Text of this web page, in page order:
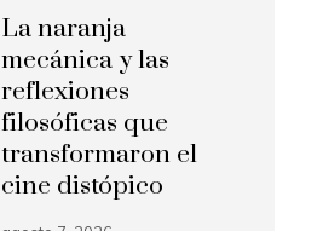
La naranja
mecánica y las
reflexiones
filosóficas que
transformaron el
cine distópico